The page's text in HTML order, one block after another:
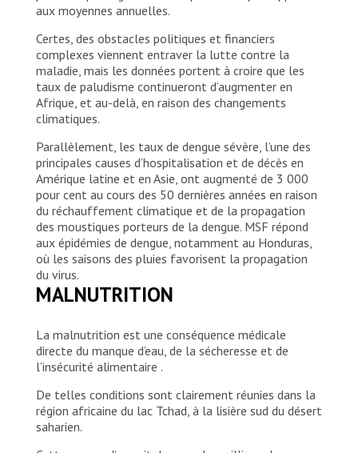
aux moyennes annuelles.
Certes, des obstacles politiques et financiers
complexes viennent entraver la lutte contre la
maladie, mais les données portent à croire que les
taux de paludisme continueront d’augmenter en
Afrique, et au-delà, en raison des changements
climatiques.
Parallèlement, les taux de dengue sévère, l’une des
principales causes d’hospitalisation et de décès en
Amérique latine et en Asie, ont augmenté de 3 000
pour cent au cours des 50 dernières années en raison
du réchauffement climatique et de la propagation
des moustiques porteurs de la dengue. MSF répond
aux épidémies de dengue, notamment au Honduras,
où les saisons des pluies favorisent la propagation
du virus.
MALNUTRITION
La malnutrition est une conséquence médicale
directe du manque d’eau, de la sécheresse et de
l’insécurité alimentaire .
De telles conditions sont clairement réunies dans la
région africaine du lac Tchad, à la lisière sud du désert
saharien.